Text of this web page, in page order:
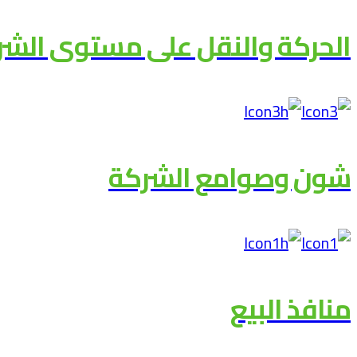
الحركة والنقل على مستوى
شون وصوامع الشركة
منافذ البيع